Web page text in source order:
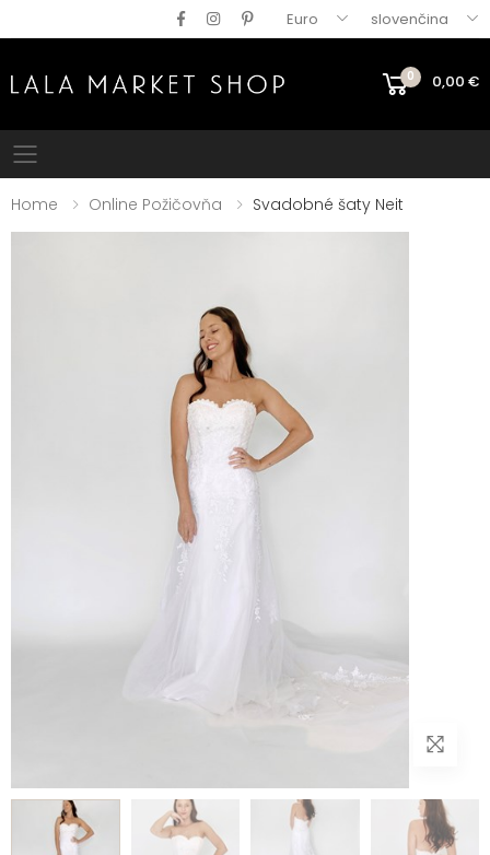
Euro slovenčina
0 0,00 €
Mobile menu
Home Online Požičovňa Svadobné šaty Neit